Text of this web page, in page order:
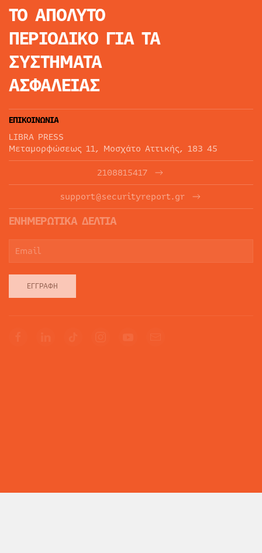
ΤΟ ΑΠΟΛΥΤΟ
ΠΕΡΙΟΔΙΚΟ ΓΙΑ ΤΑ
ΣΥΣΤΗΜΑΤΑ
ΑΣΦΑΛΕΙΑΣ
ΕΠΙΚΟΙΝΩΝΙΑ
LIBRA PRESS
Μεταμορφώσεως 11, Μοσχάτο Αττικής, 183 45
2108815417
support@securityreport.gr
ΕΝΗΜΕΡΩΤΙΚΑ ΔΕΛΤΙΑ
ΕΓΓΡΑΦΉ